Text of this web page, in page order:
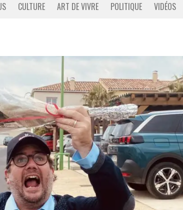
CULTURE ART DE VIVRE POLITIQUE VIDÉOS